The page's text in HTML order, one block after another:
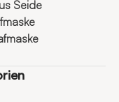
Seide